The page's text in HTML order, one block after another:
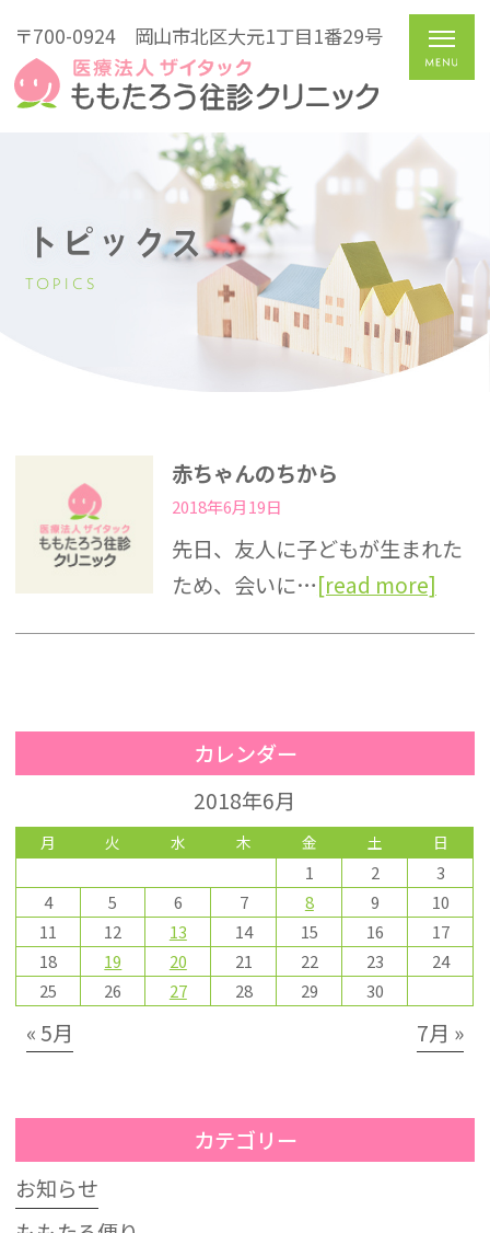
〒700-0924 岡山市北区大元1丁目1番29号
トピックス
TOPICS
赤ちゃんのちから
2018年6月19日
先日、友人に子どもが生まれた
ため、会いに…[read more]
カレンダー
2018年6月
月 火 水 木 金 土 日
1 2
3
4
5 6 7 8 9
10
11
12 13 14 15 16
17
18
19 20 21 22 23
24
25
26 27 28 29 30
« 5月 7月 »
カテゴリー
お知らせ